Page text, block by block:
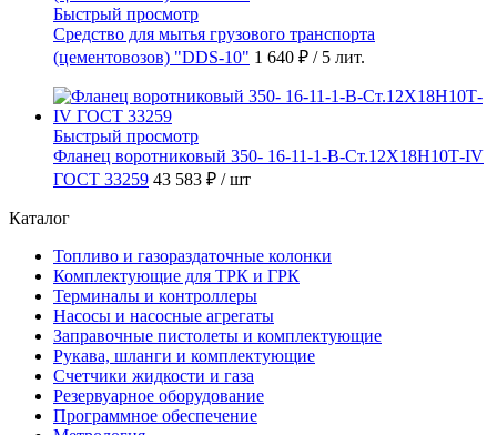
Быстрый просмотр
Средство для мытья грузового транспорта
(цементовозов) "DDS-10" 1 640 ₽ / 5 лит.
Быстрый просмотр
Фланец воротниковый 350- 16-11-1-В-Ст.12Х18Н10Т-IV
ГОСТ 33259 43 583 ₽ / шт
Каталог
Топливо и газораздаточные колонки
Комплектующие для ТРК и ГРК
Терминалы и контроллеры
Насосы и насосные агрегаты
Заправочные пистолеты и комплектующие
Рукава, шланги и комплектующие
Счетчики жидкости и газа
Резервуарное оборудование
Программное обеспечение